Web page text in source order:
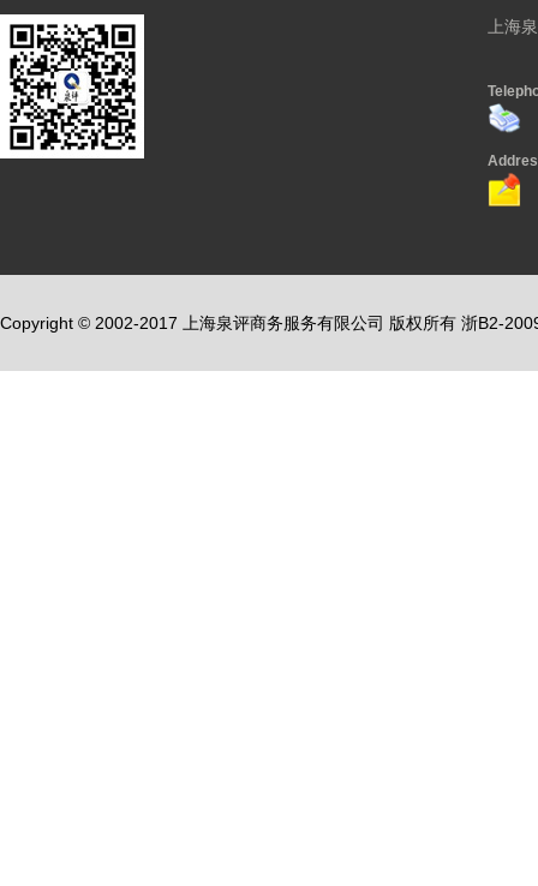
上海
Copyright © 2002-2017 上海泉评商务服务有限公司 版权所有 浙B2-